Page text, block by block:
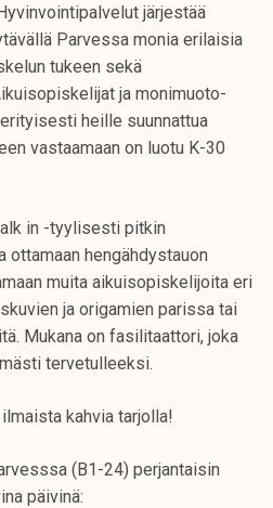
järjestää
Parvessa monia erilaisia
tukeen sekä
ja monimuoto-
heille suunnattua
vastaamaan on luotu K-30
in -tyylisesti pitkin
ottamaan hengähdystauon
muita aikuisopiskelijoita eri
ja origamien parissa tai
Mukana on fasilitaattori, joka
tervetulleeksi.
kahvia tarjolla!
(B1-24) perjantaisin
päivinä: